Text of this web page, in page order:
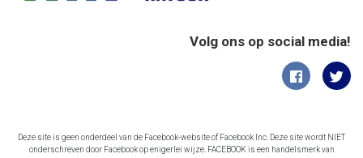
Volg ons op social media!
Deze site is geen onderdeel van de Facebook-website of Facebook Inc. Deze site wordt NIET
onderschreven door Facebook op enigerlei wijze. FACEBOOK is een handelsmerk van